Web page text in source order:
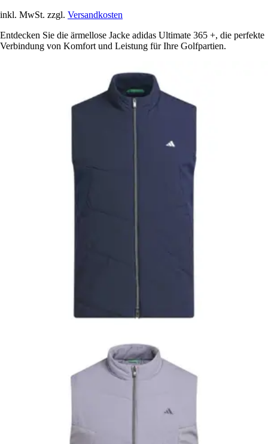
inkl. MwSt. zzgl. Versandkosten
Entdecken Sie die ärmellose Jacke adidas Ultimate 365 +, die perfekte
Verbindung von Komfort und Leistung für Ihre Golfpartien.